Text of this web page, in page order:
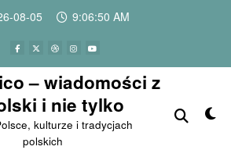
08-05 9:06:52 AM
– wiadomości z
i nie tylko
kulturze i tradycjach
polskich